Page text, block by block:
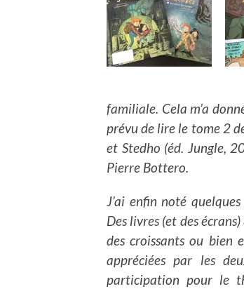
familiale. Cela m’a
prévu de lire le tome 2
et Stedho (éd. Jungle,
Pierre Bottero.
J’ai enfin noté
Des livres (et des
des croissants ou bien
appréciées par les
participation pour le